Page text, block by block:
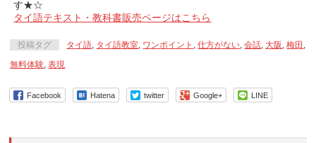
す★☆
タイ語テキスト・教科書販売ページはこちら
投稿タグ タイ語, タイ語教室, ワンポイント ,仕方がない,会話, 大阪 ,梅田 ,
無料体験,表現
Facebook Hatena twitter Google+ LINE